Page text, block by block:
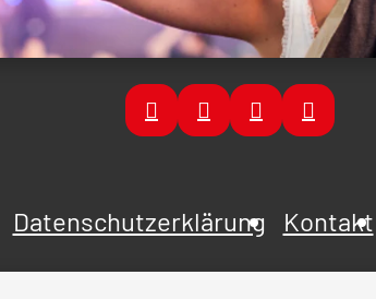
Datenschutzerklärung Kontakt